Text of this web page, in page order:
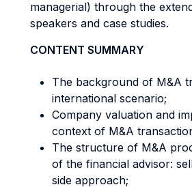
managerial) through the
speakers and case studies.
CONTENT SUMMARY
The background of M&A
international scenario;
Company valuation and
context of M&A
The structure of M&A
of the financial advisor:
side approach;